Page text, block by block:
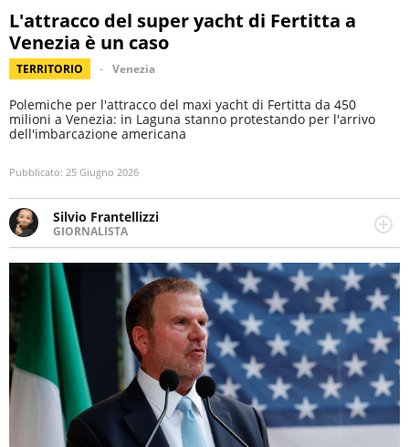
L'attracco del super yacht di Fertitta a
Venezia è un caso
TERRITORIO Venezia
Polemiche per l'attracco del maxi yacht di Fertitta da 450
milioni a Venezia: in Laguna stanno protestando per l'arrivo
dell'imbarcazione americana
Pubblicato: 25 Giugno 2026
Silvio Frantellizzi
GIORNALISTA
Giornalista pubblicista. Da oltre dieci anni si occupa di
informazione sul web, scrivendo di sport, attualità,
cronaca, motori, spettacolo e videogame.